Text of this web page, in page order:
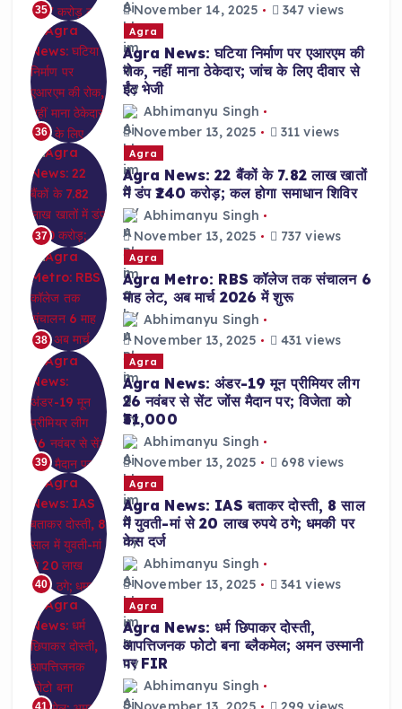
35
November 14, 2025
347 views
36
Agra
Agra News: घटिया निर्माण पर एआरएम की
रोक, नहीं माना ठेकेदार; जांच के लिए दीवार से
ईंट भेजी
Abhimanyu Singh
November 13, 2025
311 views
37
Agra
Agra News: 22 बैंकों के 7.82 लाख खातों
में डंप ₹240 करोड़; कल होगा समाधान शिविर
Abhimanyu Singh
November 13, 2025
737 views
38
Agra
Agra Metro: RBS कॉलेज तक संचालन 6
माह लेट, अब मार्च 2026 में शुरू
Abhimanyu Singh
November 13, 2025
431 views
39
Agra
Agra News: अंडर-19 मून प्रीमियर लीग
26 नवंबर से सेंट जोंस मैदान पर; विजेता को
₹31,000
Abhimanyu Singh
November 13, 2025
698 views
40
Agra
Agra News: IAS बताकर दोस्ती, 8 साल
में युवती-मां से 20 लाख रुपये ठगे; धमकी पर
केस दर्ज
Abhimanyu Singh
November 13, 2025
341 views
41
Agra
Agra News: धर्म छिपाकर दोस्ती,
आपत्तिजनक फोटो बना ब्लैकमेल; अमन उस्मानी
पर FIR
Abhimanyu Singh